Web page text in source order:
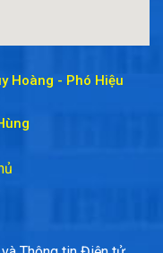
Hoàng - Phó Hiệu